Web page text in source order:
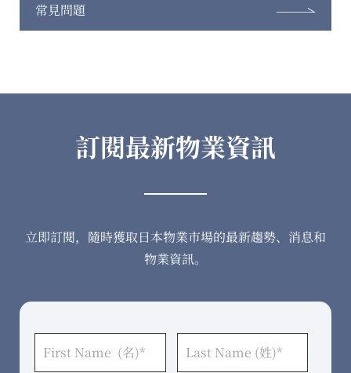
常見問題
訂閱最新物業資訊
立即訂閱，隨時獲取日本物業市場的最新趨勢、消息和
物業資訊。